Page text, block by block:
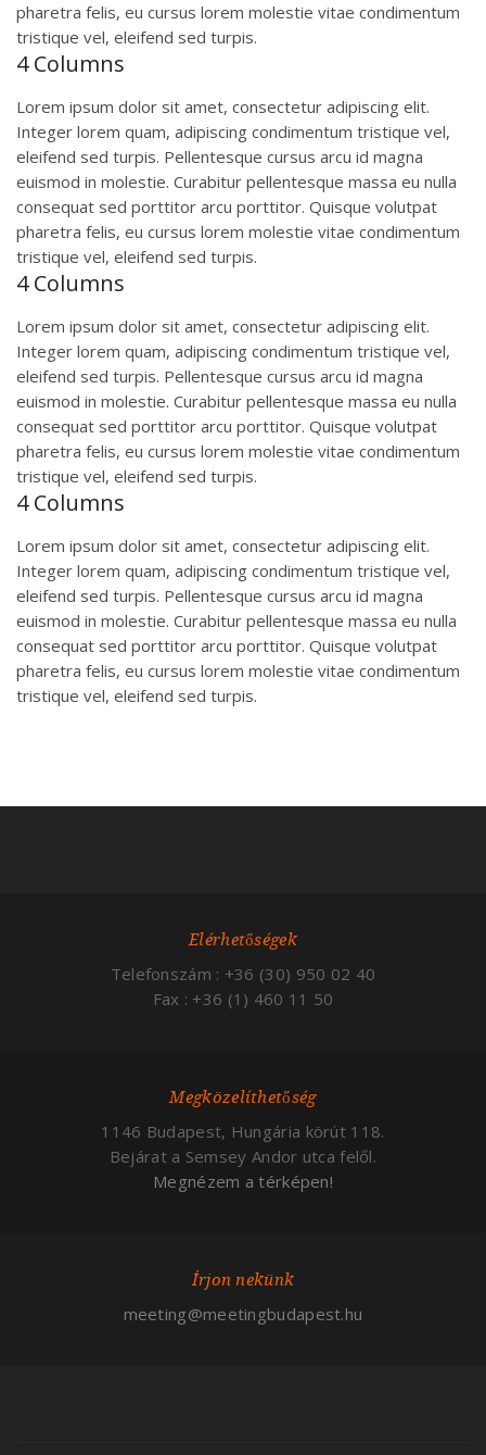
pharetra felis, eu cursus lorem molestie vitae condimentum
tristique vel, eleifend sed turpis.
4 Columns
Lorem ipsum dolor sit amet, consectetur adipiscing elit.
Integer lorem quam, adipiscing condimentum tristique vel,
eleifend sed turpis. Pellentesque cursus arcu id magna
euismod in molestie. Curabitur pellentesque massa eu nulla
consequat sed porttitor arcu porttitor. Quisque volutpat
pharetra felis, eu cursus lorem molestie vitae condimentum
tristique vel, eleifend sed turpis.
4 Columns
Lorem ipsum dolor sit amet, consectetur adipiscing elit.
Integer lorem quam, adipiscing condimentum tristique vel,
eleifend sed turpis. Pellentesque cursus arcu id magna
euismod in molestie. Curabitur pellentesque massa eu nulla
consequat sed porttitor arcu porttitor. Quisque volutpat
pharetra felis, eu cursus lorem molestie vitae condimentum
tristique vel, eleifend sed turpis.
4 Columns
Lorem ipsum dolor sit amet, consectetur adipiscing elit.
Integer lorem quam, adipiscing condimentum tristique vel,
eleifend sed turpis. Pellentesque cursus arcu id magna
euismod in molestie. Curabitur pellentesque massa eu nulla
consequat sed porttitor arcu porttitor. Quisque volutpat
pharetra felis, eu cursus lorem molestie vitae condimentum
tristique vel, eleifend sed turpis.
Elérhetőségek
Telefonszám : +36 (30) 950 02 40
Fax : +36 (1) 460 11 50
Megközelíthetőség
1146 Budapest, Hungária körút 118.
Bejárat a Semsey Andor utca felől.
Megnézem a térképen!
Írjon nekünk
meeting@meetingbudapest.hu